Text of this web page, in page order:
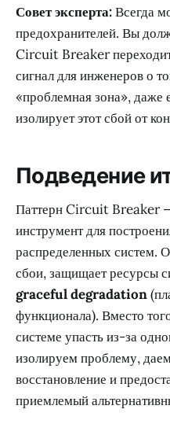
Совет эксперта:Всегда
предохранителей. Вы
Circuit Breaker
сигнал для инженеров о
«проблемная зона», даже
изолирует этот сбой от
Подведение
Паттерн Circuit Breaker
инструмент для
распределенных систем.
сбои, защищает ресурсы
graceful degradation
функционала). Вместо
системе упасть из-за
изолируем проблему,
восстановление и
приемлемый